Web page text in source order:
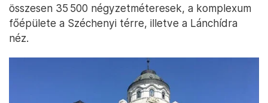
összesen 35 500 négyzetméteresek, a komplexum
főépülete a Széchenyi térre, illetve a Lánchídra
néz.